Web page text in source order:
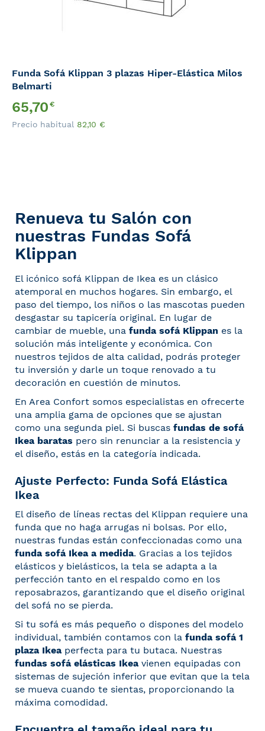
Funda Sofá Klippan 3 plazas Hiper-Elástica Milos
Belmarti
Precio
Especial
65,70€
Precio habitual 82,10 €
Renueva tu Salón con
nuestras Fundas Sofá
Klippan
El icónico sofá Klippan de Ikea es un clásico
atemporal en muchos hogares. Sin embargo, el
paso del tiempo, los niños o las mascotas pueden
desgastar su tapicería original. En lugar de
cambiar de mueble, una funda sofá Klippan es la
solución más inteligente y económica. Con
nuestros tejidos de alta calidad, podrás proteger
tu inversión y darle un toque renovado a tu
decoración en cuestión de minutos.
En Area Confort somos especialistas en ofrecerte
una amplia gama de opciones que se ajustan
como una segunda piel. Si buscas fundas de sofá
Ikea baratas pero sin renunciar a la resistencia y
el diseño, estás en la categoría indicada.
Ajuste Perfecto: Funda Sofá Elástica
Ikea
El diseño de líneas rectas del Klippan requiere una
funda que no haga arrugas ni bolsas. Por ello,
nuestras fundas están confeccionadas como una
funda sofá Ikea a medida. Gracias a los tejidos
elásticos y bielásticos, la tela se adapta a la
perfección tanto en el respaldo como en los
reposabrazos, garantizando que el diseño original
del sofá no se pierda.
Si tu sofá es más pequeño o dispones del modelo
individual, también contamos con la funda sofá 1
plaza Ikeaperfecta para tu butaca. Nuestras
fundas sofá elásticas Ikeavienen equipadas con
sistemas de sujeción inferior que evitan que la tela
se mueva cuando te sientas, proporcionando la
máxima comodidad.